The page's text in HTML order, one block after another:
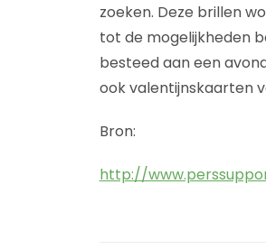
zoeken. Deze brillen
tot de mogelijkheden
besteed aan een
ook valentijnskaarten
Bron:
http://